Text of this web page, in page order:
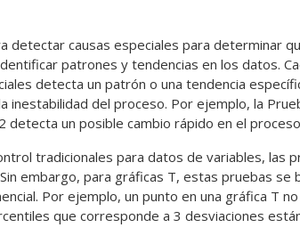
detectar causas especiales para determinar
patrones y tendencias en los datos.
detecta un patrón o una tendencia
inestabilidad del proceso. Por ejemplo, la
detecta un posible cambio rápido en el
tradicionales para datos de variables, las
embargo, para gráficas T, estas pruebas se
Por ejemplo, un punto en una gráfica T
que corresponde a 3 desviaciones